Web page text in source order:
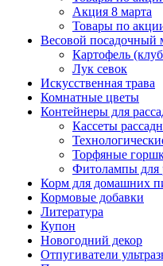
Акция 8 марта
Товары по
Весовой посадочный
Картофель
Лук севок
Искусственная трава
Комнатные цветы
Контейнеры для
Кассеты
Торфяные
Фитолампы для
Корм для домашних
Кормовые добавки
Литература
Купон
Новогодний декор
Отпугиватели